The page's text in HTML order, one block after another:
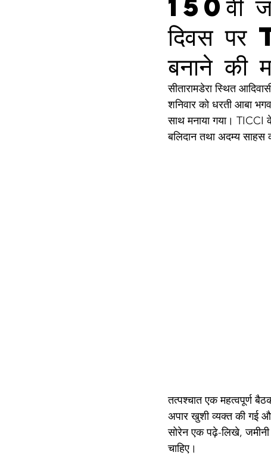
दिवस पर
बनाने की
सीतारामडेरा स्थित
शनिवार को धरती आबा
साथ मनाया गया। TICCI
बलिदान तथा अदम्य साहस
तत्पश्चात एक महत्वपूर्ण
अपार खुशी व्यक्त की गई
सोरेन एक पढ़े-लिखे, जमीनी
चाहिए।